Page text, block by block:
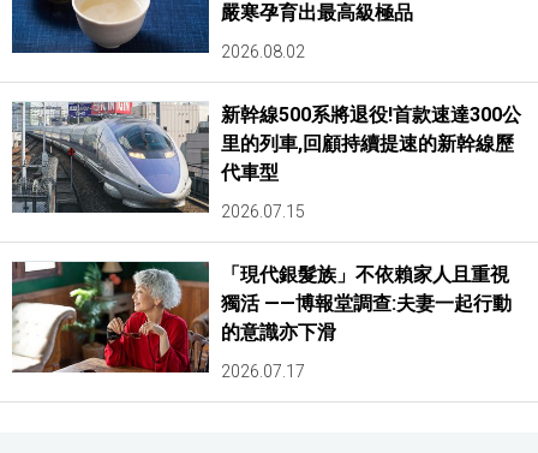
嚴寒孕育出最高級極品
2026.08.02
新幹線500系將退役!首款速達300公
里的列車,回顧持續提速的新幹線歷
代車型
2026.07.15
「現代銀髮族」不依賴家人且重視
獨活 ——博報堂調查:夫妻一起行動
的意識亦下滑
2026.07.17